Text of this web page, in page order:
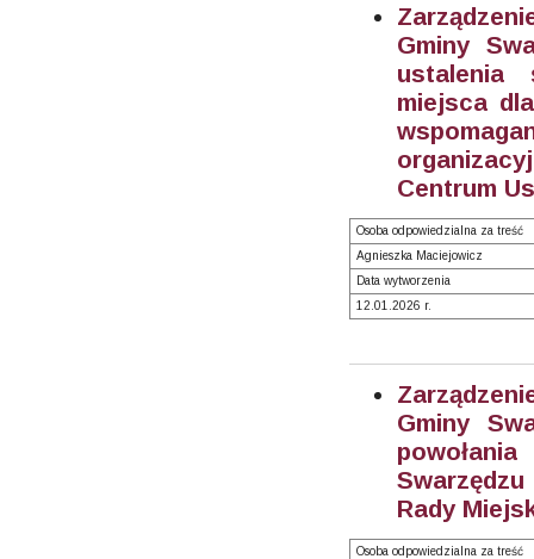
Gminy
ustalenia
miejsca
Centrum
Osoba odpowiedzialna za treść
Agnieszka Maciejowicz
Data wytworzenia
12.01.2026 r.
Gminy
Rady
Osoba odpowiedzialna za treść